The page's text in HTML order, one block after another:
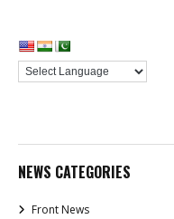
NEWS CATEGORIES
Front News